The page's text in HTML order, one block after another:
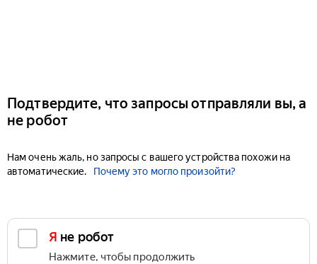
Подтвердите, что запросы отправляли вы, а
не робот
Нам очень жаль, но запросы с вашего устройства похожи на
автоматические.
Почему это могло произойти?
Я не робот
Нажмите, чтобы продолжить